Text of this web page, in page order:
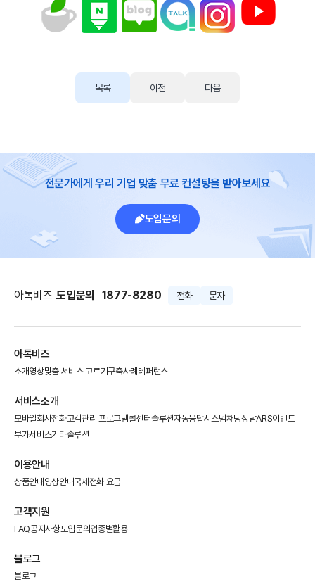
목록 이전 다음
전문가에게 우리 기업 맞춤 무료 컨설팅을 받아보세요
도입문의
아톡비즈 도입문의 1877-8280 전화 문자
아톡비즈
소개영상맞춤 서비스 고르기구축사례레퍼런스
서비스소개
모바일회사전화고객관리 프로그램콜센터솔루션자동응답시스템채팅상담ARS이벤트
부가서비스기타솔루션
이용안내
상품안내영상안내국제전화 요금
고객지원
FAQ공지사항도입문의업종별활용
블로그
블로그